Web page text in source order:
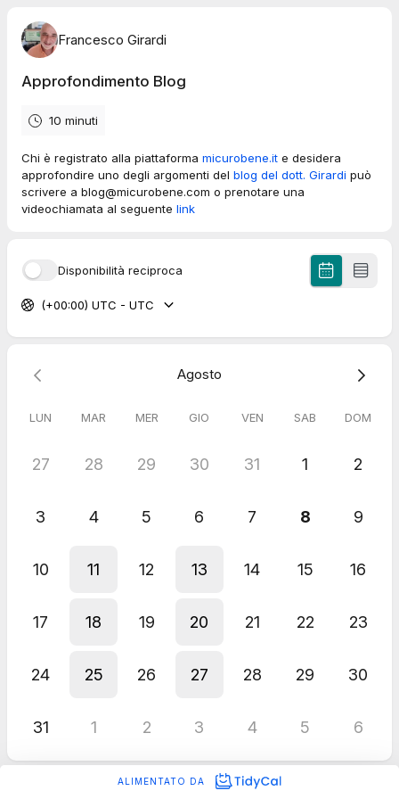
Francesco Girardi
Approfondimento Blog
10 minuti
Chi è registrato alla piattaforma micurobene.it e desidera
approfondire uno degli argomenti del blog del dott. Girardi può
scrivere a blog@micurobene.com o prenotare una
videochiamata al seguente link
Disponibilità reciproca
(+00:00) UTC - UTC
Agosto
LUN MAR MER GIO VEN SAB DOM
27 28 29 30 31 1 2
3 4 5 6 7 8 9
10 11 12 13 14 15 16
17 18 19 20 21 22 23
24 25 26 27 28 29 30
31 1 2 3 4 5 6
ALIMENTATO DA